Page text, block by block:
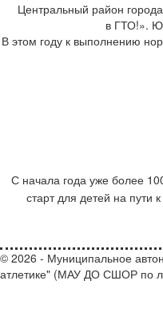
Центральный район
в ГТО!».
В этом году к выполнению
С начала года уже более
старт для детей на
© 2026 - Муниципальное
атлетике" (МАУ ДО СШОР по